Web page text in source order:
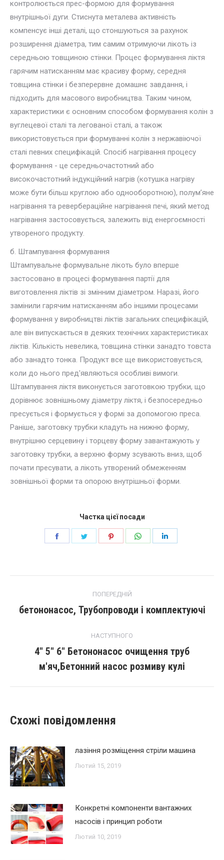
контролюється прес-формою для формування
внутрішньої дуги. Стиснута металева активність
компенсує інші деталі, що стоншуються за рахунок
розширення діаметра, тим самим отримуючи лікоть із
середньою товщиною стінки. Процес формування ліктя
гарячим натисканням має красиву форму, середня
товщина стінки і безперервне домашнє завдання, і
підходить для масового виробництва. Таким чином,
характеристики є основним способом формування колін з
вуглецевої сталі та легованої сталі, а також
використовується при формуванні колін з нержавіючої
сталі певних специфікацій. Спосіб нагрівання процесу
формування - це середньочастотний або
високочастотний індукційний нагрів (котушка нагріву
може бути більш круглою або однооборотною), полум’яне
нагрівання та ревербераційне нагрівання печі, який метод
нагрівання застосовується, залежить від енергоємності
утвореного продукту.
б. Штампування формування
Штампувальне формувальне лікоть було вперше
застосовано в процесі формування партії для
виготовлення ліктів зі змінним діаметром. Наразі, його
замінили гарячим натисканням або іншими процесами
формування у виробництві ліктів загальних специфікацій,
але він випускається в деяких технічних характеристиках
ліктів. Кількість невелика, товщина стінки занадто товста
або занадто тонка. Продукт все ще використовується,
коли до нього пред'являються особливі вимоги.
Штампування ліктя виконується заготовкою трубки, що
дорівнює зовнішньому діаметру ліктя, і безпосередньо
пресується і формується у формі за допомогою преса.
Раніше, заготовку трубки кладуть на нижню форму,
внутрішню серцевину і торцеву форму завантажують у
заготовку трубки, а верхню форму зсувають вниз, щоб
почати пресувати, а лікоть утворений обмеженням
зовнішньої форми та опорою внутрішньої форми.
Частка цієї посади
ПоділітьсяПоділітьсяПоділітьсяПоділіться
навігації
ПОПЕРЕДНІЙ
Попередній
бетононасос, Трубопроводи і комплектуючі
НАСТУПНОГО
Наступний
запис:
4″ 5″ 6″ Бетононасос очищення труб
м'яч,Бетонний насос розмиву кулі
Схожі повідомлення
лазіння розміщення стріли машина
Лютий 15, 2019
Конкретні компоненти вантажних
насосів і принцип роботи
Лютий 10, 2019